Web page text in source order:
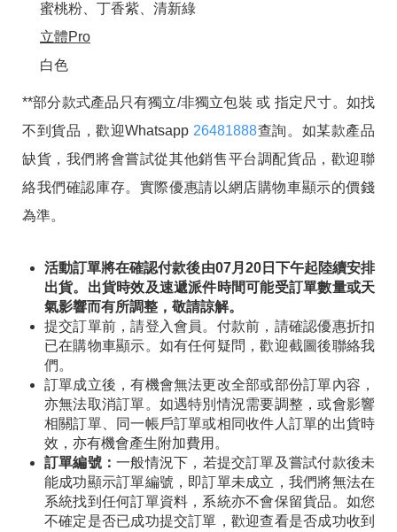
蜜桃粉、丁香紫、清新綠
立體Pro
白色
**部分款式產品只有獨立/非獨立包裝 或 指定尺寸。如找
不到貨品，歡迎Whatsapp 26481888查詢。如某款產品
缺貨，我們將會嘗試從其他銷售平台調配貨品，歡迎聯
絡我們確認庫存。實際優惠請以網店購物車顯示的價錢
為準。
活動訂單將在確認付款後由07月20日下午起陸續安排
出貨。出貨時效及速遞派件時間可能受訂單數量或天
氣影響而有所調整，敬請諒解。
提交訂單前，請登入會員。付款前，請確認優惠折扣
已在購物車顯示。如有任何疑問，歡迎截圖後聯絡我
們。
訂單成立後，有機會無法更改全部或部份訂單內容，
亦無法取消訂單。如遇特別情況需要調整，或會影響
相關訂單、同一帳戶訂單或相同收件人訂單的出貨時
效，亦有機會產生附加費用。
訂單編號：一般情況下，若提交訂單及嘗試付款後未
能成功顯示訂單編號，即訂單未成立，我們將無法在
系統找到任何訂單資料，系統亦不會保留貨品。如您
不確定是否已成功提交訂單，歡迎查看是否成功收到